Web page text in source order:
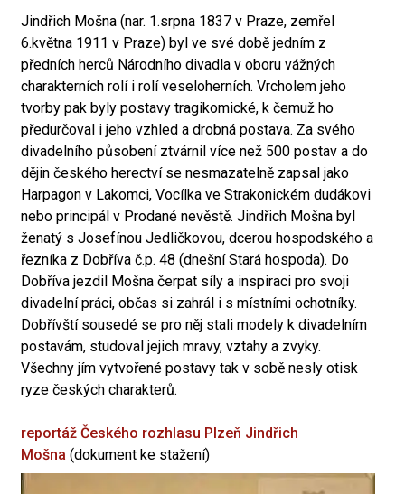
Jindřich Mošna (nar. 1.srpna 1837 v Praze, zemřel
6.května 1911 v Praze) byl ve své době jedním z
předních herců Národního divadla v oboru vážných
charakterních rolí i rolí veseloherních. Vrcholem jeho
tvorby pak byly postavy tragikomické, k čemuž ho
předurčoval i jeho vzhled a drobná postava. Za svého
divadelního působení ztvárnil více než 500 postav a do
dějin českého herectví se nesmazatelně zapsal jako
Harpagon v Lakomci, Vocílka ve Strakonickém dudákovi
nebo principál v Prodané nevěstě. Jindřich Mošna byl
ženatý s Josefínou Jedličkovou, dcerou hospodského a
řezníka z Dobříva č.p. 48 (dnešní Stará hospoda). Do
Dobříva jezdil Mošna čerpat síly a inspiraci pro svoji
divadelní práci, občas si zahrál i s místními ochotníky.
Dobřívští sousedé se pro něj stali modely k divadelním
postavám, studoval jejich mravy, vztahy a zvyky.
Všechny jím vytvořené postavy tak v sobě nesly otisk
ryze českých charakterů.
reportáž Českého rozhlasu Plzeň Jindřich
Mošna (dokument ke stažení)